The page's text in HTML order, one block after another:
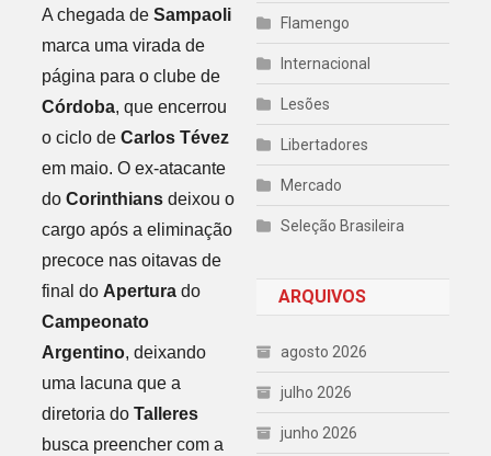
A chegada de Sampaoli
marca uma virada de
página para o clube de
Córdoba, que encerrou
o ciclo de Carlos Tévez
em maio. O ex-atacante
do Corinthiansdeixou o
cargo após a eliminação
precoce nas oitavas de
final do Aperturado
Campeonato
Argentino, deixando
uma lacuna que a
diretoria do Talleres
busca preencher com a
Flamengo
Internacional
Lesões
Libertadores
Mercado
Seleção Brasileira
ARQUIVOS
agosto 2026
julho 2026
junho 2026